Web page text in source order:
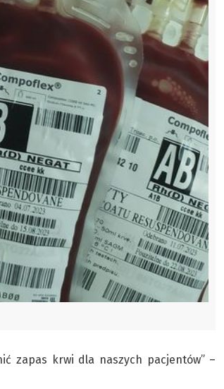
zapas krwi dla naszych pacjentów” –